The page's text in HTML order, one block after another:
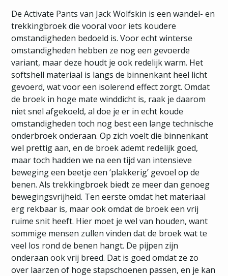
De Activate Pants van Jack Wolfskin is een wandel- en
trekkingbroek die vooral voor iets koudere
omstandigheden bedoeld is. Voor echt winterse
omstandigheden hebben ze nog een gevoerde
variant, maar deze houdt je ook redelijk warm. Het
softshell materiaal is langs de binnenkant heel licht
gevoerd, wat voor een isolerend effect zorgt. Omdat
de broek in hoge mate winddicht is, raak je daarom
niet snel afgekoeld, al doe je er in echt koude
omstandigheden toch nog best een lange technische
onderbroek onderaan. Op zich voelt die binnenkant
wel prettig aan, en de broek ademt redelijk goed,
maar toch hadden we na een tijd van intensieve
beweging een beetje een ‘plakkerig’ gevoel op de
benen. Als trekkingbroek biedt ze meer dan genoeg
bewegingsvrijheid. Ten eerste omdat het materiaal
erg rekbaar is, maar ook omdat de broek een vrij
ruime snit heeft. Hier moet je wel van houden, want
sommige mensen zullen vinden dat de broek wat te
veel los rond de benen hangt. De pijpen zijn
onderaan ook vrij breed. Dat is goed omdat ze zo
over laarzen of hoge stapschoenen passen, en je kan